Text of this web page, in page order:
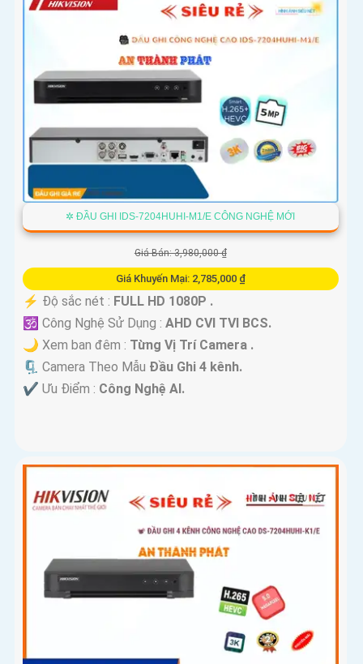
✲ ĐẦU GHI IDS-7204HUHI-M1/E CÔNG NGHỆ MỚI
Giá Bán: 3,980,000 ₫
Giá Khuyến Mại: 2,785,000 ₫
️⚡ Độ sắc nét : FULL HD 1080P .
🕉️ Công Nghệ Sử Dụng : AHD CVI TVI BCS.
🌙 Xem ban đêm : Từng Vị Trí Camera .
🗜️ Camera Theo Mẫu Đầu Ghi 4 kênh.
️✔️ Ưu Điểm : Công Nghệ AI.